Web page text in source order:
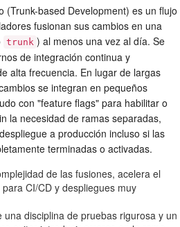
(Trunk-based Development) es un flujo
fusionan sus cambios en una
trunk ) al menos una vez al día. Se
de integración continua y
alta frecuencia. En lugar de largas
se integran en pequeños
con "feature flags" para habilitar o
la necesidad de ramas separadas,
a producción incluso si las
terminadas o activadas.
de las fusiones, acelera el
CI/CD y despliegues muy
una disciplina de pruebas rigurosa y un